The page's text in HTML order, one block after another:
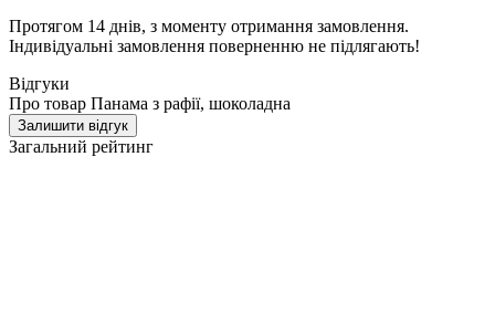
Протягом 14 днів, з моменту отримання замовлення.
Індивідуальні замовлення поверненню не підлягають!
Відгуки
Про товар Панама з рафії, шоколадна
Залишити відгук
Загальний рейтинг